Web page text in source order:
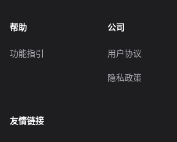
帮助
功能指引
公司
用户协议
隐私政策
友情链接